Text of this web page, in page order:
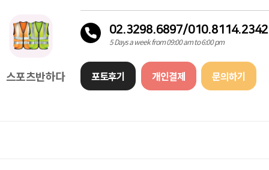
02.3298.6897/010.8114.2342
5 Days a week from 09:00 am to 6:00 pm
포토후기 개인결제 문의하기
스포츠반하다